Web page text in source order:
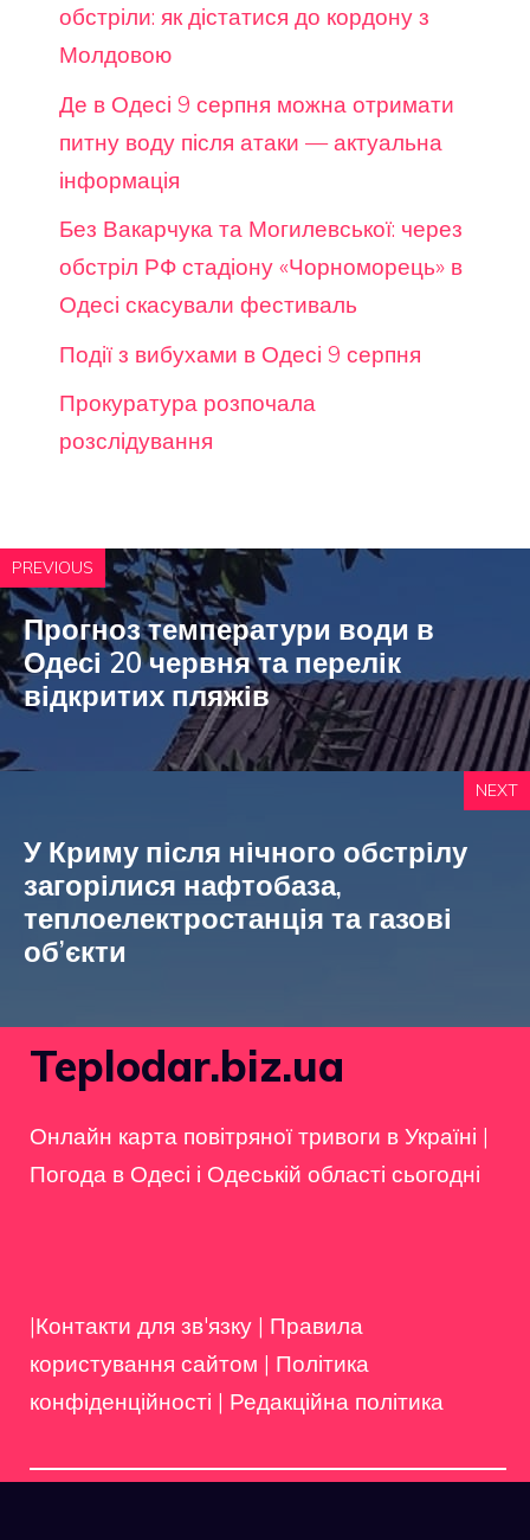
обстріли: як дістатися до кордону з
Молдовою
Де в Одесі 9 серпня можна отримати
питну воду після атаки — актуальна
інформація
Без Вакарчука та Могилевської: через
обстріл РФ стадіону «Чорноморець» в
Одесі скасували фестиваль
Події з вибухами в Одесі 9 серпня
Прокуратура розпочала
розслідування
PREVIOUS
Прогноз температури води в
Одесі 20 червня та перелік
відкритих пляжів
NEXT
У Криму після нічного обстрілу
загорілися нафтобаза,
теплоелектростанція та газові
об’єкти
Teplodar.biz.ua
Онлайн карта повітряної тривоги в Україні |
Погода в Одесі і Одеській області сьогодні
|Контакти для зв'язку | Правила
користування сайтом | Політика
конфіденційності | Редакційна політика